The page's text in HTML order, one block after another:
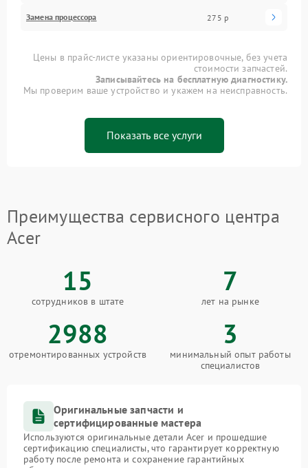
Замена процессора 275 р
Цены в прайс-листе указаны ориентировочные, без учета
стоимости запчастей.
Записывайтесь на бесплатную диагностику.
Мы проверим ваше устройство и укажем на неисправность.
Показать все услуги
Преимущества сервисного центра
Acer
15
сотрудников в штате
7
лет на рынке
2988
отремонтированных устройств
3
минимальный опыт работы
специалистов
Оригинальные запчасти и
сертифицированные мастера
Используются оригинальные детали Acer и прошедшие
сертификацию специалисты, что гарантирует корректную
работу после ремонта и сохранение гарантийных